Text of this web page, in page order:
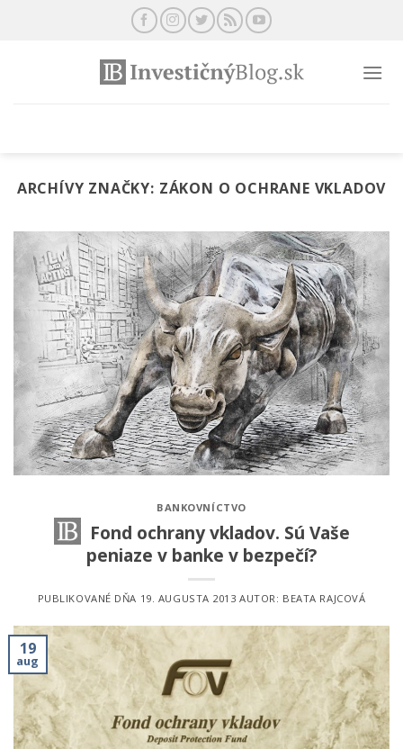
ARCHÍVY ZNAČKY: ZÁKON O OCHRANE VKLADOV
BANKOVNÍCTVO
Fond ochrany vkladov. Sú Vaše
peniaze v banke v bezpečí?
PUBLIKOVANÉ DŇA 19. AUGUSTA 2013 AUTOR: BEATA RAJCOVÁ
19
aug